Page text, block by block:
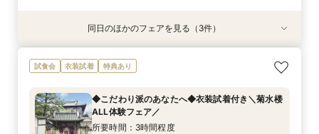
衣装試着 特典あり
8/15(土)
◆こだわり派のあなたへ◆衣装試着付き＼菊水楼
ALL体験フェア／
9:00〜
10:00〜
14:00〜
16:00〜
8/15(土)
※＼まずは情報収集だけ／※90分クイックで会場
ご案内フェア
9:00〜
10:00〜
14:00〜
16:00〜
8/15(土)
《★オンライン90分フェア★》一旦情報収集の
方＆遠方の方向け
9:00〜
10:00〜
14:00〜
16:00〜
同日のほかのフェアを見る（3件）
試食会 衣装試着 特典あり
◆こだわり派のあなたへ◆衣装試着付き＼菊水楼
ALL体験フェア／
所要時間：3時間程度